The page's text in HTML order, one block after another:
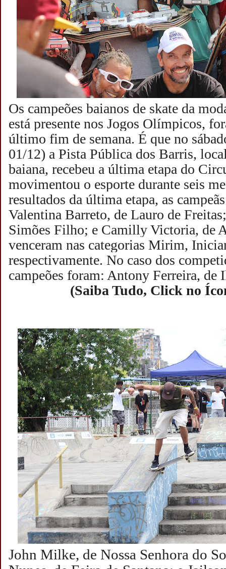
Os campeões baianos de skate da
está presente nos Jogos Olímpicos,
último fim de semana. É que no
01/12) a Pista Pública dos Barris,
baiana, recebeu a última etapa do
movimentou o esporte durante seis
resultados da última etapa, as
Valentina Barreto, de Lauro de
Simões Filho; e Camilly Victoria, de
venceram nas categorias Mirim,
respectivamente. No caso dos
campeões foram: Antony Ferreira, de
(Saiba Tudo, Click no
John Milke, de Nossa Senhora do